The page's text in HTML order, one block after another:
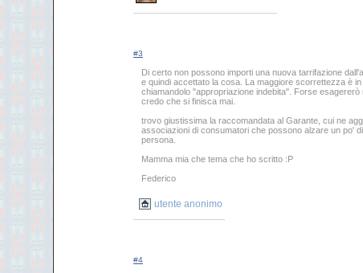
#3
Di certo non possono importi una nuova tarrifazione
e quindi accettato la cosa. La maggiore scorrettezza è
chiamandolo "appropriazione indebita". Forse
credo che si finisca mai.
trovo giustissima la raccomandata al Garante, cui ne
associazioni di consumatori che possono alzare un po'
persona.
Mamma mia che tema che ho scritto :P
Federico
utente anonimo
#4